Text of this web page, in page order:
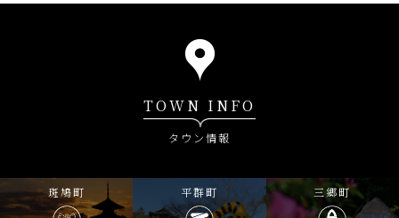
TOWN INFO
タウン情報
斑鳩町 平群町 三郷町